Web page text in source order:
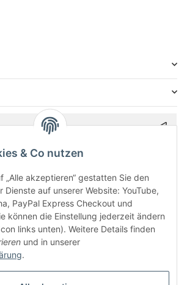
IhrerDatenschutzerklärung
& Co nutzen
„Alle akzeptieren“ gestatten Sie den
Dienste auf unserer Website: YouTube,
PayPal Express Checkout und
können die Einstellung jederzeit ändern
links unten). Weitere Details finden
und in unserer
.